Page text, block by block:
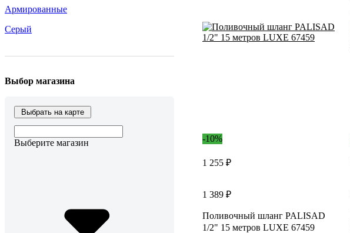
Армированные
Серый
Выбор магазина
Выбрать на карте
Выберите магазин -10%
1 255 ₽
1 389 ₽
Поливочный шланг PALISAD
1/2" 15 метров LUXE 67459